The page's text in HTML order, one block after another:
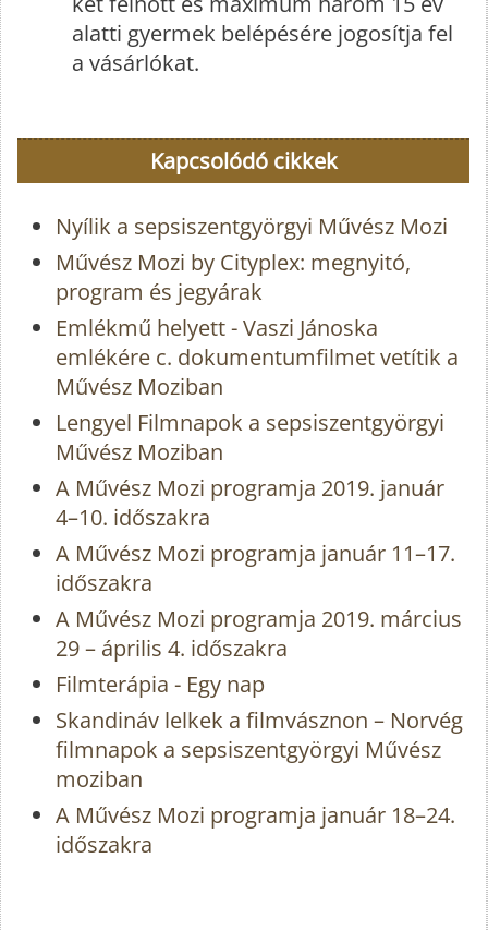
alatti gyermek belépésére jogosítja fel
a vásárlókat.
Kapcsolódó cikkek
Nyílik a sepsiszentgyörgyi Művész Mozi
Művész Mozi by Cityplex: megnyitó,
program és jegyárak
Emlékmű helyett - Vaszi Jánoska
emlékére c. dokumentumfilmet vetítik a
Művész Moziban
Lengyel Filmnapok a sepsiszentgyörgyi
Művész Moziban
A Művész Mozi programja 2019. január
4–10. időszakra
A Művész Mozi programja január 11–17.
időszakra
A Művész Mozi programja 2019. március
29 – április 4. időszakra
Filmterápia - Egy nap
Skandináv lelkek a filmvásznon – Norvég
filmnapok a sepsiszentgyörgyi Művész
moziban
A Művész Mozi programja január 18–24.
időszakra